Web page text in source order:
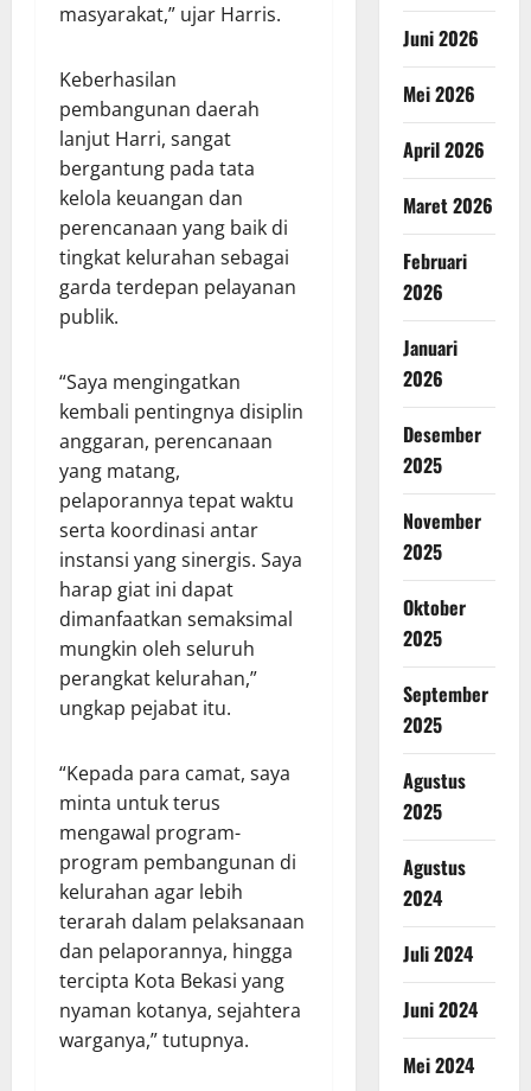
masyarakat,” ujar Harris.
Keberhasilan
pembangunan daerah
lanjut Harri, sangat
bergantung pada tata
kelola keuangan dan
perencanaan yang baik di
tingkat kelurahan sebagai
garda terdepan pelayanan
publik.
“Saya mengingatkan
kembali pentingnya disiplin
anggaran, perencanaan
yang matang,
pelaporannya tepat waktu
serta koordinasi antar
instansi yang sinergis. Saya
harap giat ini dapat
dimanfaatkan semaksimal
mungkin oleh seluruh
perangkat kelurahan,”
ungkap pejabat itu.
“Kepada para camat, saya
minta untuk terus
mengawal program-
program pembangunan di
kelurahan agar lebih
terarah dalam pelaksanaan
dan pelaporannya, hingga
tercipta Kota Bekasi yang
nyaman kotanya, sejahtera
warganya,” tutupnya.
Juni 2026
Mei 2026
April 2026
Maret 2026
Februari
2026
Januari
2026
Desember
2025
November
2025
Oktober
2025
September
2025
Agustus
2025
Agustus
2024
Juli 2024
Juni 2024
Mei 2024